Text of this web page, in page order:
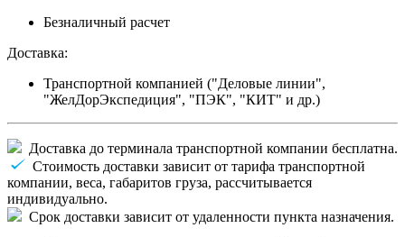
Безналичный расчет
Доставка:
Транспортной компанией ("Деловые линии",
"ЖелДорЭкспедиция", "ПЭК", "КИТ" и др.)
Доставка до терминала транспортной компании бесплатна.
Стоимость доставки зависит от тарифа транспортной
компании, веса, габаритов груза, рассчитывается
индивидуально.
Срок доставки зависит от удаленности пункта назначения.